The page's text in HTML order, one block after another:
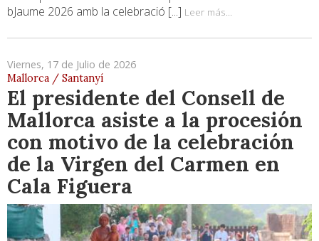
bJaume 2026 amb la celebració [...] Leer más...
Viernes, 17 de Julio de 2026
Mallorca / Santanyí
El presidente del Consell de
Mallorca asiste a la procesión
con motivo de la celebración
de la Virgen del Carmen en
Cala Figuera